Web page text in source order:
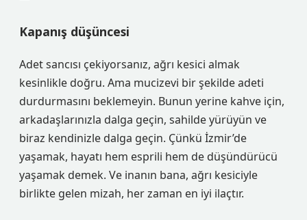
Kapanış düşüncesi
Adet sancısı çekiyorsanız, ağrı kesici almak
kesinlikle doğru. Ama mucizevi bir şekilde adeti
durdurmasını beklemeyin. Bunun yerine kahve için,
arkadaşlarınızla dalga geçin, sahilde yürüyün ve
biraz kendinizle dalga geçin. Çünkü İzmir’de
yaşamak, hayatı hem esprili hem de düşündürücü
yaşamak demek. Ve inanın bana, ağrı kesiciyle
birlikte gelen mizah, her zaman en iyi ilaçtır.